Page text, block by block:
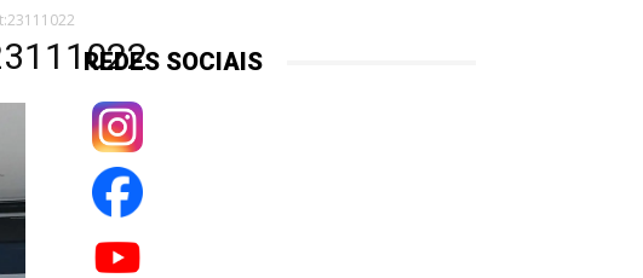
REDES SOCIAIS